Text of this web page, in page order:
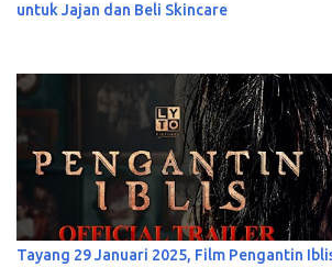
untuk Jajan dan Beli Skincare
Tayang 29 Januari 2025, Film Pengantin